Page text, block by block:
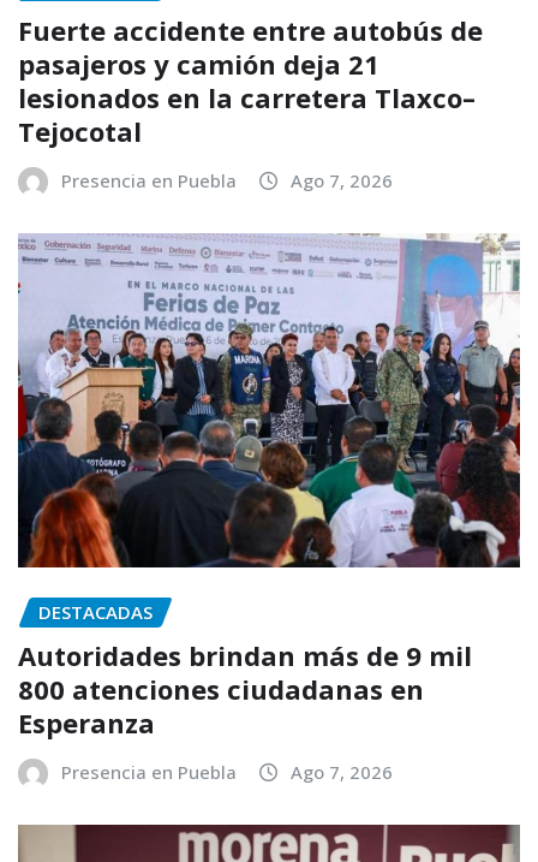
Fuerte accidente entre autobús de
pasajeros y camión deja 21
lesionados en la carretera Tlaxco–
Tejocotal
Presencia en Puebla Ago 7, 2026
DESTACADAS
Autoridades brindan más de 9 mil
800 atenciones ciudadanas en
Esperanza
Presencia en Puebla Ago 7, 2026